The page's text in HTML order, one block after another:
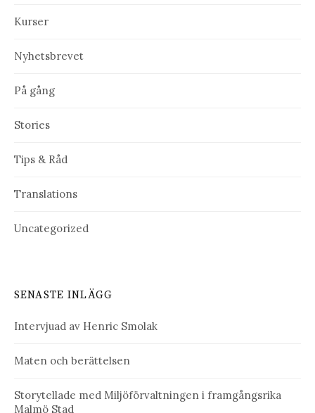
Kurser
Nyhetsbrevet
På gång
Stories
Tips & Råd
Translations
Uncategorized
SENASTE INLÄGG
Intervjuad av Henric Smolak
Maten och berättelsen
Storytellade med Miljöförvaltningen i framgångsrika
Malmö Stad